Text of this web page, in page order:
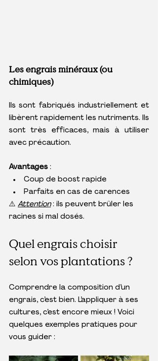
Les engrais minéraux (ou
chimiques)
Ils sont fabriqués industriellement et
libèrent rapidement les nutriments. Ils
sont très efficaces, mais à utiliser
avec précaution.
Avantages :
Coup de boost rapide
Parfaits en cas de carences
⚠️ Attention : ils peuvent brûler les
racines si mal dosés.
Quel engrais choisir
selon vos plantations ?
Comprendre la composition d’un
engrais, c’est bien. L’appliquer à ses
cultures, c’est encore mieux ! Voici
quelques exemples pratiques pour
vous guider :